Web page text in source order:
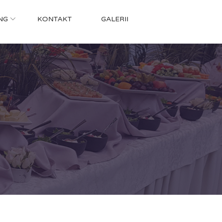
KONTAKT GALERII